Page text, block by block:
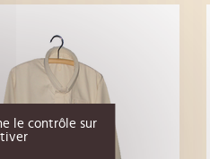
le contrôle sur